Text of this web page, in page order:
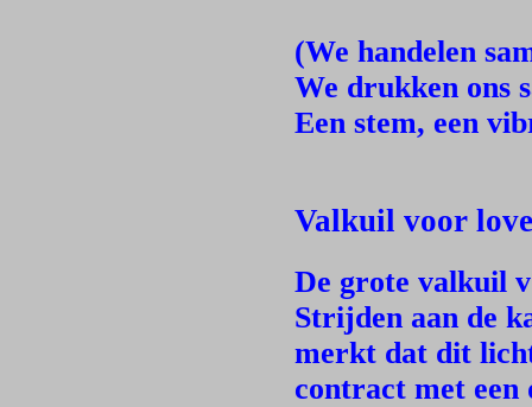
(We handelen
We drukken ons
Een stem, een
Valkuil voor
De grote valkuil
Strijden aan de
merkt dat dit
contract met een